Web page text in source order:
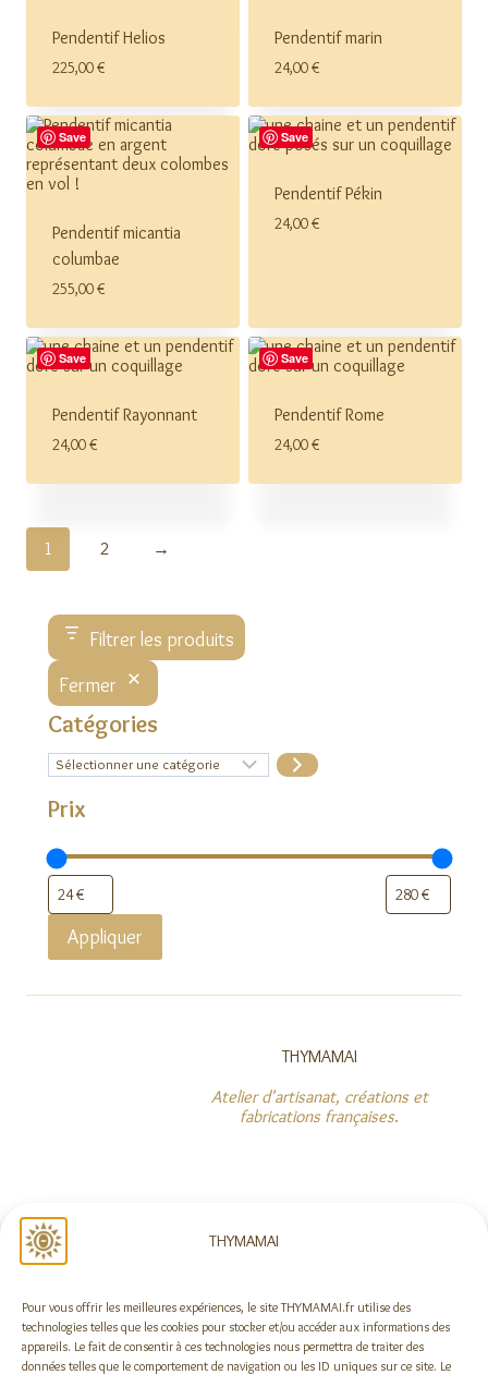
THYMAMAI
Pour vous offrir les meilleures expériences, le site THYMAMAI.fr utilise des
technologies telles que les cookies pour stocker et/ou accéder aux informations des
appareils. Le fait de consentir à ces technologies nous permettra de traiter des
données telles que le comportement de navigation ou les ID uniques sur ce site. Le
Pendentif Helios
225,00€
Pendentif marin
24,00€
Save
Pendentif micantia
columbae
255,00€
Save
Pendentif Pékin
24,00€
Save
Pendentif Rayonnant
24,00€
Save
Pendentif Rome
24,00€
1 2 →
Filtrer les produits
Fermer
Catégories
Sélectionner
une
Prix
Appliquer
THYMAMAI
Atelier d'artisanat, créations et
fabrications françaises.
Rejoindre la newsletter !